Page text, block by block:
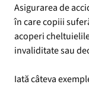
Asigurarea de
în care copiii
acoperi
invaliditate sau
Iată câteva